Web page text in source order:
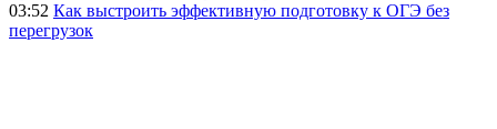
03:52 Как выстроить эффективную подготовку к ОГЭ без
перегрузок